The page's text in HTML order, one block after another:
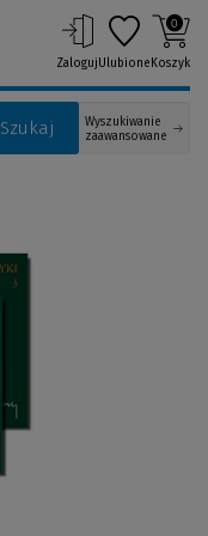
Szukaj
Wyszukiwanie
zaawansowane
ZalogujUlubione
0
Koszyk